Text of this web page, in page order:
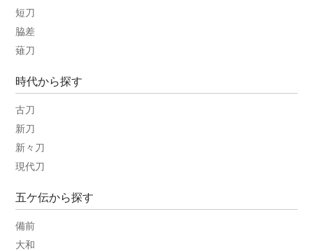
短刀
脇差
薙刀
時代から探す
古刀
新刀
新々刀
現代刀
五ケ伝から探す
備前
大和